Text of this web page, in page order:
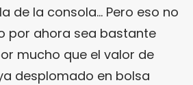
de la consola… Pero eso no
por ahora sea bastante
mucho que el valor de
desplomado en bolsa